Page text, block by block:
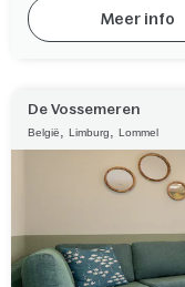
Meer info
De Vossemeren
België Limburg Lommel